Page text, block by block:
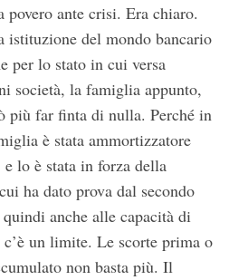
ante crisi. Era chiaro.
istituzione del mondo bancario
per lo stato in cui versa
società, la famiglia appunto,
più far finta di nulla. Perché in
è stata ammortizzatore
e lo è stata in forza della
ha dato prova dal secondo
anche alle capacità di
un limite. Le scorte prima o
non basta più. Il